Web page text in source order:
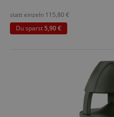
statt einzeln 115,80 €
Du sparst5,90 €